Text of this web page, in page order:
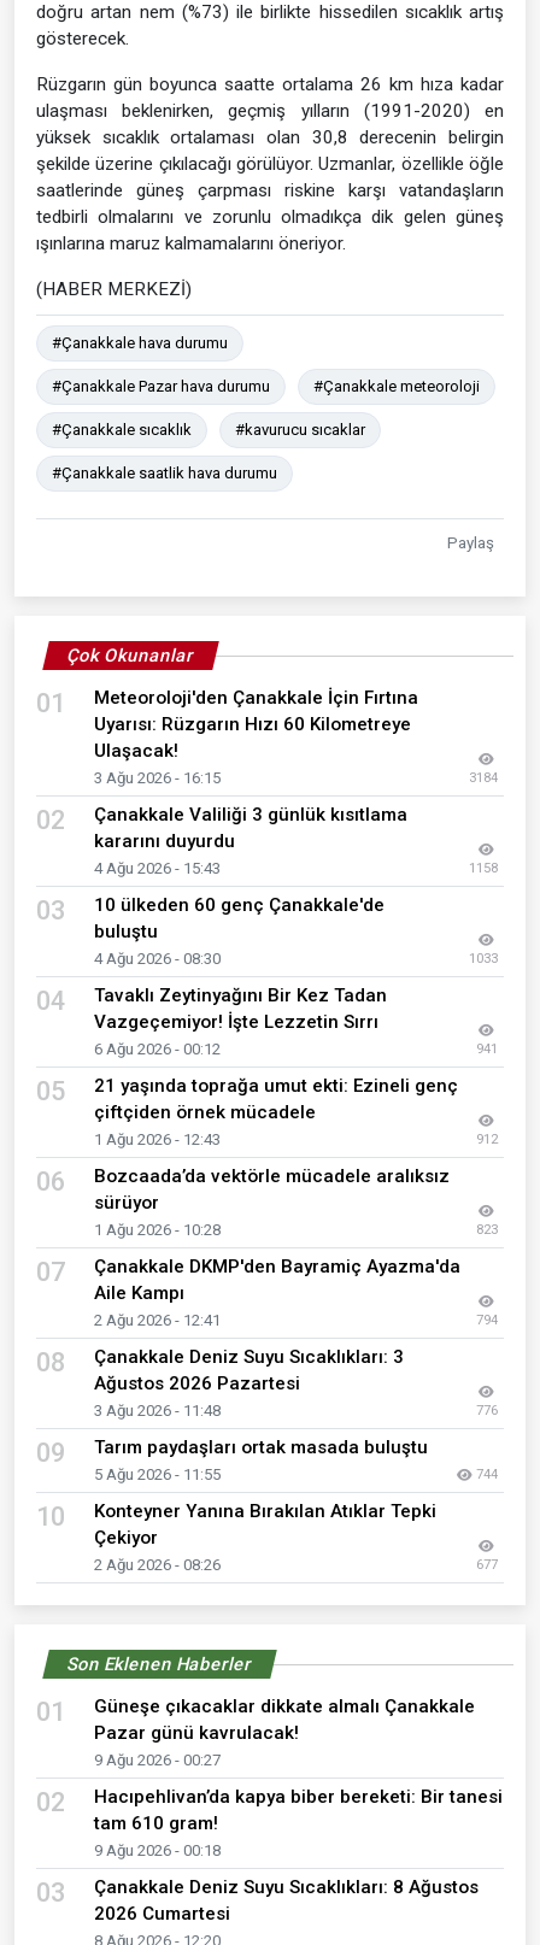
doğru artan nem (%73) ile birlikte hissedilen sıcaklık artış
gösterecek.
Rüzgarın gün boyunca saatte ortalama 26 km hıza kadar
ulaşması beklenirken, geçmiş yılların (1991-2020) en
yüksek sıcaklık ortalaması olan 30,8 derecenin belirgin
şekilde üzerine çıkılacağı görülüyor. Uzmanlar, özellikle öğle
saatlerinde güneş çarpması riskine karşı vatandaşların
tedbirli olmalarını ve zorunlu olmadıkça dik gelen güneş
ışınlarına maruz kalmamalarını öneriyor.
(HABER MERKEZİ)
#Çanakkale hava durumu
#Çanakkale Pazar hava durumu #Çanakkale meteoroloji
#Çanakkale sıcaklık #kavurucu sıcaklar
#Çanakkale saatlik hava durumu
Paylaş
Çok Okunanlar
01
Meteoroloji'den Çanakkale İçin Fırtına
Uyarısı: Rüzgarın Hızı 60 Kilometreye
Ulaşacak!
3 Ağu 2026 - 16:15 3184
02
Çanakkale Valiliği 3 günlük kısıtlama
kararını duyurdu
4 Ağu 2026 - 15:43 1158
03
10 ülkeden 60 genç Çanakkale'de
buluştu
4 Ağu 2026 - 08:30 1033
04
Tavaklı Zeytinyağını Bir Kez Tadan
Vazgeçemiyor! İşte Lezzetin Sırrı
6 Ağu 2026 - 00:12 941
05
21 yaşında toprağa umut ekti: Ezineli genç
çiftçiden örnek mücadele
1 Ağu 2026 - 12:43 912
06
Bozcaada’da vektörle mücadele aralıksız
sürüyor
1 Ağu 2026 - 10:28 823
07
Çanakkale DKMP'den Bayramiç Ayazma'da
Aile Kampı
2 Ağu 2026 - 12:41 794
08
Çanakkale Deniz Suyu Sıcaklıkları: 3
Ağustos 2026 Pazartesi
3 Ağu 2026 - 11:48 776
09 Tarım paydaşları ortak masada buluştu
5 Ağu 2026 - 11:55 744
10
Konteyner Yanına Bırakılan Atıklar Tepki
Çekiyor
2 Ağu 2026 - 08:26 677
Son Eklenen Haberler
01
Güneşe çıkacaklar dikkate almalı Çanakkale
Pazar günü kavrulacak!
9 Ağu 2026 - 00:27
02
Hacıpehlivan’da kapya biber bereketi: Bir tanesi
tam 610 gram!
9 Ağu 2026 - 00:18
03
Çanakkale Deniz Suyu Sıcaklıkları: 8 Ağustos
2026 Cumartesi
8 Ağu 2026 - 12:20